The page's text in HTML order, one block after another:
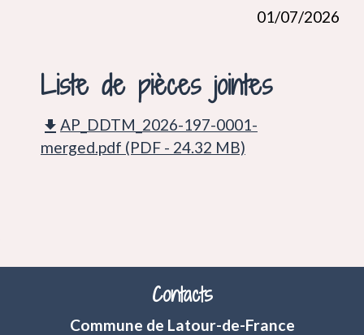
01/07/2026
Liste de pièces jointes
file_download AP_DDTM_2026-197-0001-
merged.pdf (PDF - 24.32 MB)
Contacts
Commune de Latour-de-France